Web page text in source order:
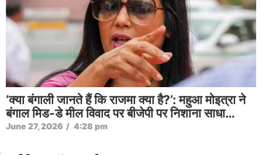
‘क्या बंगाली जानते हैं कि राजमा क्या है?’: महुआ मोइत्रा ने
बंगाल मिड-डे मील विवाद पर बीजेपी पर निशाना साधा…
June 27, 2026 / 4:28 pm